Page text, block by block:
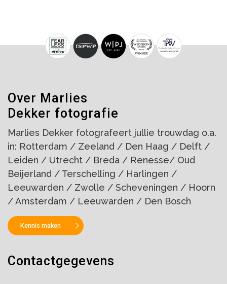
Over Marlies
Dekker fotografie
Marlies Dekker fotografeert jullie trouwdag o.a.
in: Rotterdam / Zeeland / Den Haag / Delft /
Leiden / Utrecht / Breda / Renesse/ Oud
Beijerland / Terschelling / Harlingen /
Leeuwarden / Zwolle / Scheveningen / Hoorn
/ Amsterdam / Leeuwarden / Den Bosch
Kennis maken
Contactgegevens